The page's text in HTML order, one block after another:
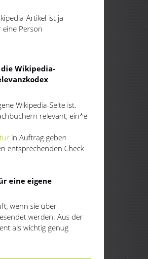
Artikel ist ja
Person
Wikipedia-
Wikipedia-Seite ist.
relevant, ein*e
in Auftrag geben
entsprechenden Check
eine eigene
wenn sie über
werden. Aus der
als wichtig genug